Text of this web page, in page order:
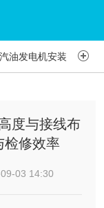
油发电机安装 
度与接线布
检修效率
03 14:30